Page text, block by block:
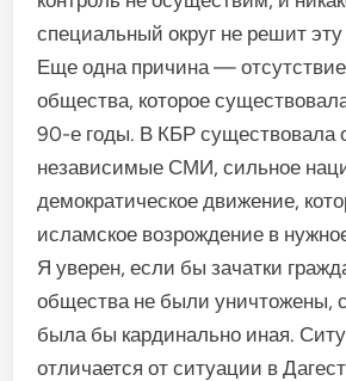
специальный округ не решит
Еще одна причина — отсутствие
общества, которое
90-е годы. В КБР существовала
независимые СМИ, сильное
демократическое движение,
исламское возрождение в
Я уверен, если бы зачатки
общества не были уничтожены,
была бы кардинально иная.
отличается от ситуации в